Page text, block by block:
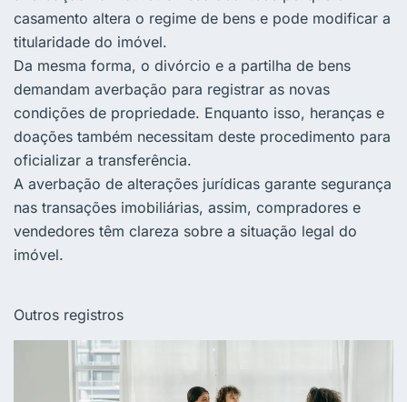
casamento altera o regime de bens e pode modificar a
titularidade do imóvel.
Da mesma forma, o divórcio e a partilha de bens
demandam averbação para registrar as novas
condições de propriedade. Enquanto isso, heranças e
doações também necessitam deste procedimento para
oficializar a transferência.
A averbação de alterações jurídicas garante segurança
nas transações imobiliárias, assim, compradores e
vendedores têm clareza sobre a situação legal do
imóvel.
Outros registros